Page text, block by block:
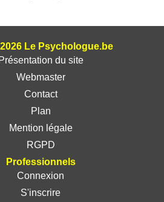
Le Psychologue.be
Présentation du site
Webmaster
Contact
Plan
Mention légale
RGPD
Professionnels
Connexion
S'inscrire